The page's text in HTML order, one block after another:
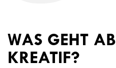
WAS GEHT
KREATIF?